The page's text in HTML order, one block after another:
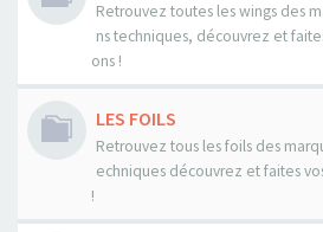
Retrouvez toutes les wings des
ns techniques, découvrez et
ons !
LES FOILS
Retrouvez tous les foils des
echniques découvrez et faites
!